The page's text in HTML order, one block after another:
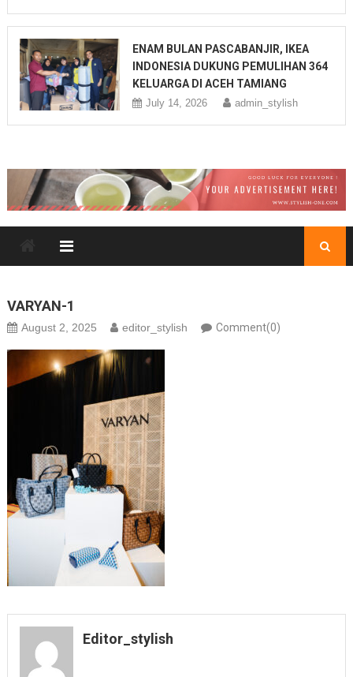
ENAM BULAN PASCABANJIR, IKEA
INDONESIA DUKUNG PEMULIHAN 364
KELUARGA DI ACEH TAMIANG
July 14, 2026 admin_stylish
VARYAN-1
August 2, 2025 editor_stylish Comment(0)
Editor_stylish